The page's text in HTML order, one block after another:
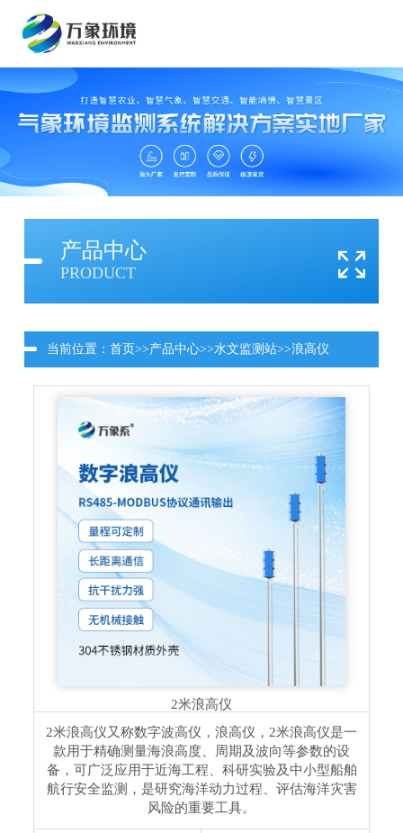
产品中心
PRODUCT
当前位置： 首页>>产品中心>>水文监测站>>浪高仪
2米浪高仪
2米浪高仪又称数字波高仪，浪高仪，2米浪高仪是一
款用于精确测量海浪高度、周期及波向等参数的设
备，可广泛应用于近海工程、科研实验及中小型船舶
航行安全监测，是研究海洋动力过程、评估海洋灾害
风险的重要工具。